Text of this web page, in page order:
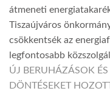
átmeneti
Tiszaújváros
csökkentsék az
legfontosabb
ÚJ BERUHÁZÁSOK ÉS
DÖNTÉSEKET